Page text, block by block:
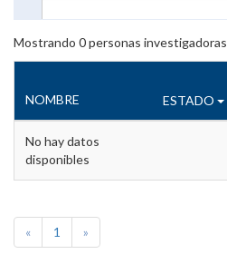
Mostrando 0personas investigadoras
NOMBRE ESTADO
No hay datos
disponibles
« 1 »